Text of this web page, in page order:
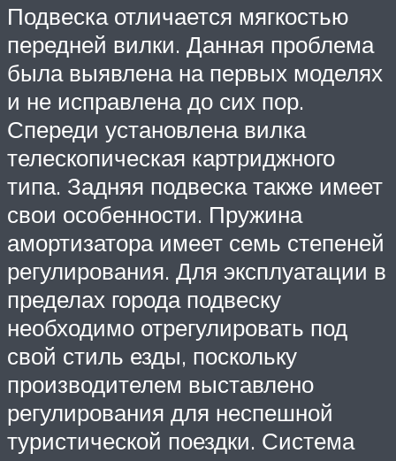
Подвеска отличается мягкостью
передней вилки. Данная проблема
была выявлена на первых моделях
и не исправлена до сих пор.
Спереди установлена вилка
телескопическая картриджного
типа. Задняя подвеска также имеет
свои особенности. Пружина
амортизатора имеет семь степеней
регулирования. Для эксплуатации в
пределах города подвеску
необходимо отрегулировать под
свой стиль езды, поскольку
производителем выставлено
регулирования для неспешной
туристической поездки. Система